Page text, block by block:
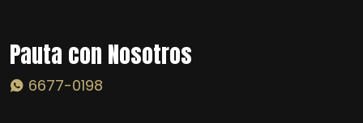
Pauta con Nosotros
6677-0198